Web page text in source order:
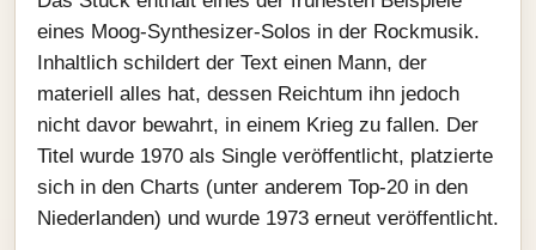
eines Moog‑Synthesizer‑Solos in der Rockmusik.
Inhaltlich schildert der Text einen Mann, der
materiell alles hat, dessen Reichtum ihn jedoch
nicht davor bewahrt, in einem Krieg zu fallen. Der
Titel wurde 1970 als Single veröffentlicht, platzierte
sich in den Charts (unter anderem Top‑20 in den
Niederlanden) und wurde 1973 erneut veröffentlicht.